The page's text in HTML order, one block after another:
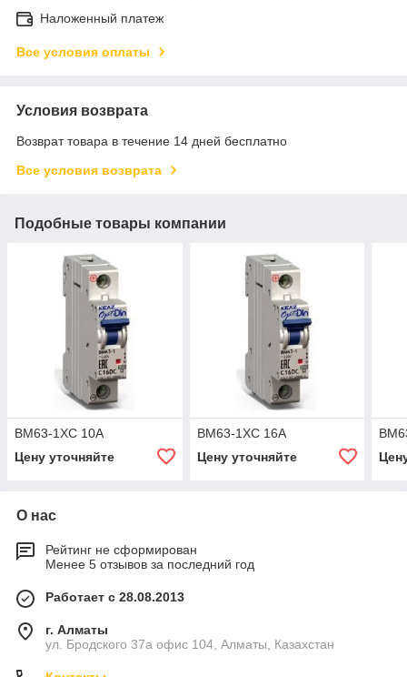
Наложенный платеж
Все условия оплаты
Условия возврата
Возврат товара в течение 14 дней бесплатно
Все условия возврата
Подобные товары компании
BM63-1XС 10А
Цену уточняйте
BM63-1XС 16А
Цену уточняйте
О нас
Рейтинг не сформирован
Менее 5 отзывов за последний год
Работает с 28.08.2013
г. Алматы
ул. Бродского 37а офис 104, Алматы, Казахстан